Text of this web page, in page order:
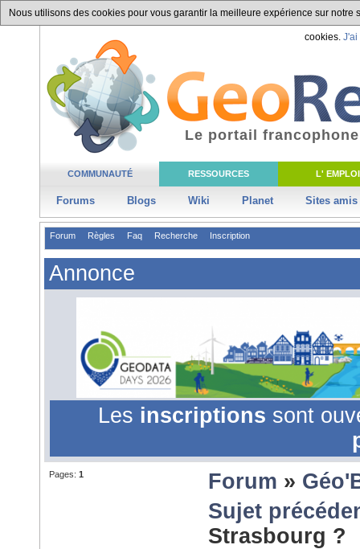
Nous utilisons des cookies pour vous garantir la meilleure expérience sur
cookies. J'ai
COMMUNAUTÉ RESSOURCES L' EMPLOI
Forums Blogs Wiki Planet Sites amis
Le portail
Forum Règles Faq Recherche Inscription
Annonce
Les inscriptions sont
Pages: 1 Forum »
Sujet
Strasbourg